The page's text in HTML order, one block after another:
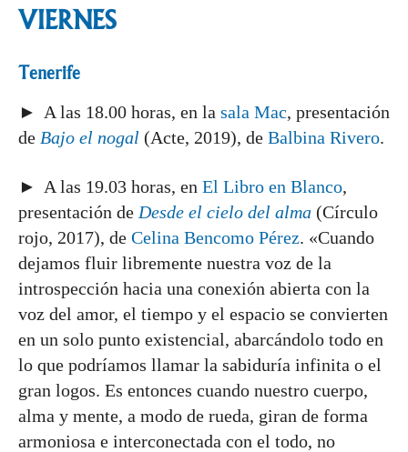
VIERNES
Tenerife
► A las 18.00 horas, en la sala Mac, presentación
de Bajo el nogal (Acte, 2019), de Balbina Rivero.
► A las 19.03 horas, en El Libro en Blanco,
presentación de Desde el cielo del alma (Círculo
rojo, 2017), de Celina Bencomo Pérez. «Cuando
dejamos fluir libremente nuestra voz de la
introspección hacia una conexión abierta con la
voz del amor, el tiempo y el espacio se convierten
en un solo punto existencial, abarcándolo todo en
lo que podríamos llamar la sabiduría infinita o el
gran logos. Es entonces cuando nuestro cuerpo,
alma y mente, a modo de rueda, giran de forma
armoniosa e interconectada con el todo, no